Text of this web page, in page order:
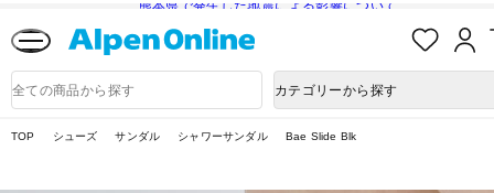
熊本県で発生した地震による影響について
入
品
検
カテゴリーから探す
TOP シューズ サンダル シャワーサンダル Bae Slide Blk